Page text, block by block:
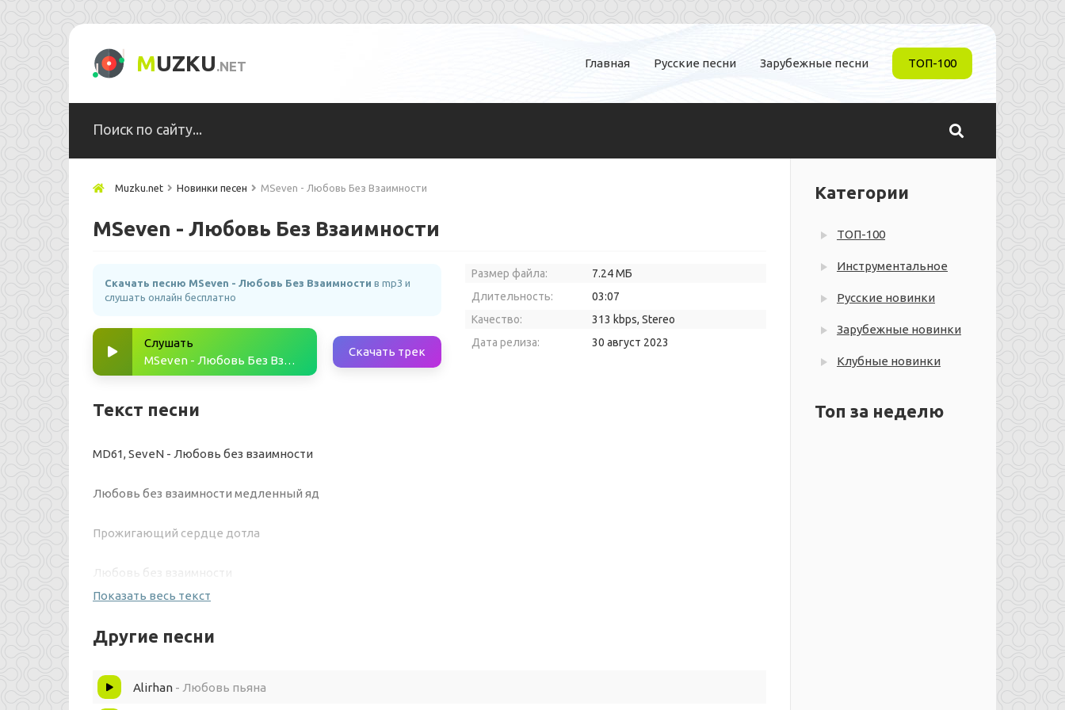
MUZKU.NET Главная Русские песни Зарубежные песни ТОП-100
Muzku.net Новинки песен MSeven - Любовь Без Взаимности
MSeven - Любовь Без Взаимности
Скачать песню MSeven - Любовь Без Взаимности в mp3 и
слушать онлайн бесплатно
Слушать
MSeven - Любовь Без Взаимности
Скачать трек
Размер файла:
7.24 МБ
Длительность:
03:07
Качество:
313 kbps, Stereo
Дата релиза:
30 август 2023
Текст песни
MD61, SeveN - Любовь без взаимности
Любовь без взаимности медленный яд
Прожигающий сердце дотла
Любовь без взаимности
Показать весь текст
Другие песни
Alirhan - Любовь пьяна
Категории
ТОП-100
Инструментальное
Русские новинки
Зарубежные новинки
Клубные новинки
Топ за неделю